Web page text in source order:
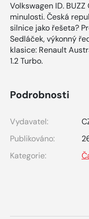
Volkswagen ID.
minulosti. Česká
silnice jako řešeta?
Sedláček, výkonný
klasice: Renault
1.2 Turbo.
Podrobnosti
Vydavatel:
Publikováno:
Kategorie: